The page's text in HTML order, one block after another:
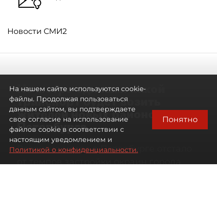
Новости СМИ2
Не метро единым: какой
транспорт будет возить
жителей новых районов
Петербурга
Развитие метро в Петербурге отстало
от темпов застройки окраин города
На нашем сайте используются cookie-
файлы. Продолжая пользоваться
данным сайтом, вы подтверждаете
свое согласие на использование
файлов cookie в соответствии с
настоящим уведомлением и
Политикой о конфиденциальности.
Понятно